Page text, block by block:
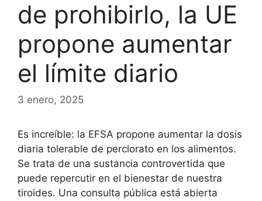
de prohibirlo, la UE
propone aumentar
el límite diario
3 enero, 2025
Es increíble: la EFSA propone aumentar la dosis
diaria tolerable de perclorato en los alimentos.
Se trata de una sustancia controvertida que
puede repercutir en el bienestar de nuestra
tiroides. Una consulta pública está abierta